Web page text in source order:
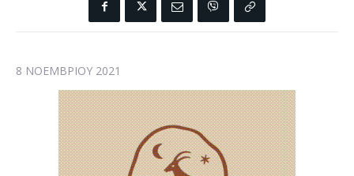
8 ΝΟΕΜΒΡΊΟΥ 2021